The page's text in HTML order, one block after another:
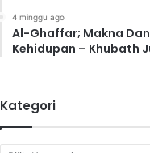
4 minggu ago
Al-Ghaffar; Makna
Kehidupan – Khubath
Kategori